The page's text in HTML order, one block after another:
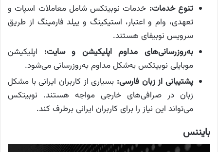
تنوع خدمات: خدمات نوبیتکس شامل معاملات اسپات و
تعهدی، وام و اعتبار، استیکینگ و ییلد فارمینگ از طریق
سرویس نوبیفای هستند.
به‌روزرسانی‌های مداوم اپلیکیشن و سایت: اپلیکیشن
موبایلی نوبیتکس به‌شکل مداوم به‌روزرسانی می‌شود.
پشتیبانی از زبان فارسی: بسیاری از کاربران ایرانی با مشکل
زبان در صرافی‌های خارجی مواجه هستند. نوبیتکس
می‌تواند این نیاز را برای کاربران ایرانی برطرف کند.
بایننس